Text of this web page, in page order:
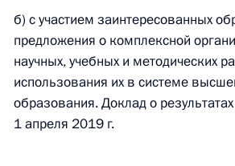
О внесении изменения в статью 10
26 июля 2026 года
Федеральный закон от
б) с участием заинтересованных
предложения о комплексной
научных, учебных и методических
использования их в системе
образования. Доклад о
1 апреля 2019 г.